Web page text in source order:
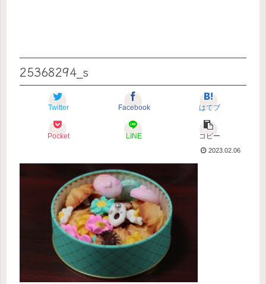
25368294_s
Twitter Facebook はてブ
Pocket LINE コピー
2023.02.06